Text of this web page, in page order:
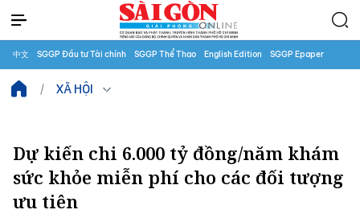
中文 SGGP Đầu tư Tài chính SGGP Thể Thao English Edition SGGP Epaper
XÃ HỘI
Dự kiến chi 6.000 tỷ đồng/năm khám
sức khỏe miễn phí cho các đối tượng
ưu tiên